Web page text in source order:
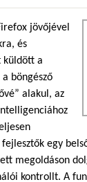
jövőjével
és
küldött a
böngésző
alakul, az
egy
megoldáson
kontrollt. A